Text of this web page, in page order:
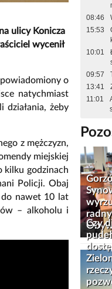
ulicy Konicza
wycenił
o
natychmiast
działania, żeby
z mężczyzn,
miejskiej
kilku godzinach
Policji. Obaj
do nawet 10 lat
– alkoholu i
08:46
15:53
10:01
09:57
13:41
11:01
Czy